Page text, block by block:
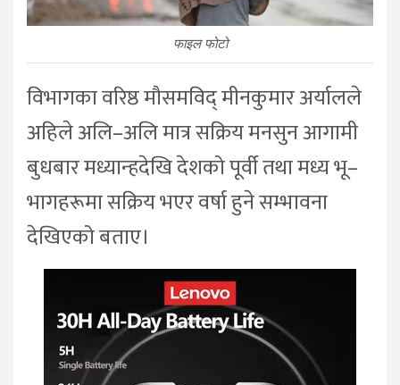
फाइल फोटो
विभागका वरिष्ठ मौसमविद् मीनकुमार अर्यालले
अहिले अलि–अलि मात्र सक्रिय मनसुन आगामी
बुधबार मध्यान्हदेखि देशको पूर्वी तथा मध्य भू–
भागहरूमा सक्रिय भएर वर्षा हुने सम्भावना
देखिएको बताए।